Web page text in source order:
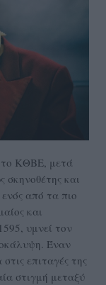
το ΚΘΒΕ, μετά
σκηνοθέτης και
από τα πιο
και
υμνεί τον
Έναν
επιταγές της
στιγμή μεταξύ